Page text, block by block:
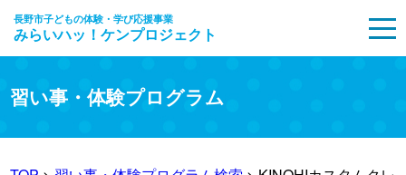
長野市子どもの体験・学び応援事業
みらいハッ！ケンプロジェクト
習い事・体験プログラム